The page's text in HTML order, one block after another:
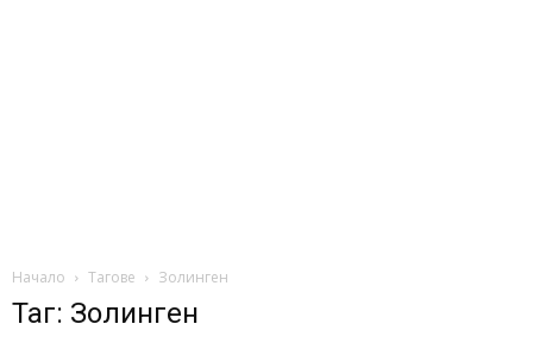
Начало Тагове Золинген
Таг: Золинген